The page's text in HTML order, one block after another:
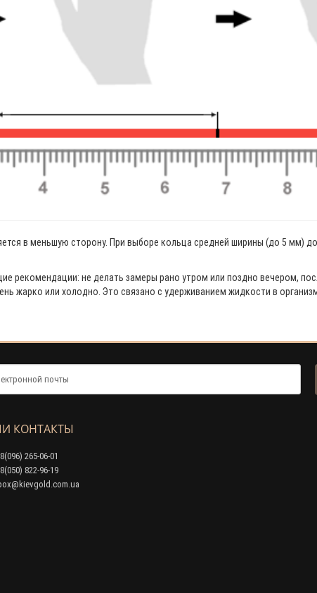
в меньшую сторону. При выборе кольца средней ширины (до 5 мм)
рекомендации: не делать замеры рано утром или поздно вечером,
жарко или холодно. Это связано с удерживанием жидкости в
КОНТАКТЫ
265-06-01
822-96-19